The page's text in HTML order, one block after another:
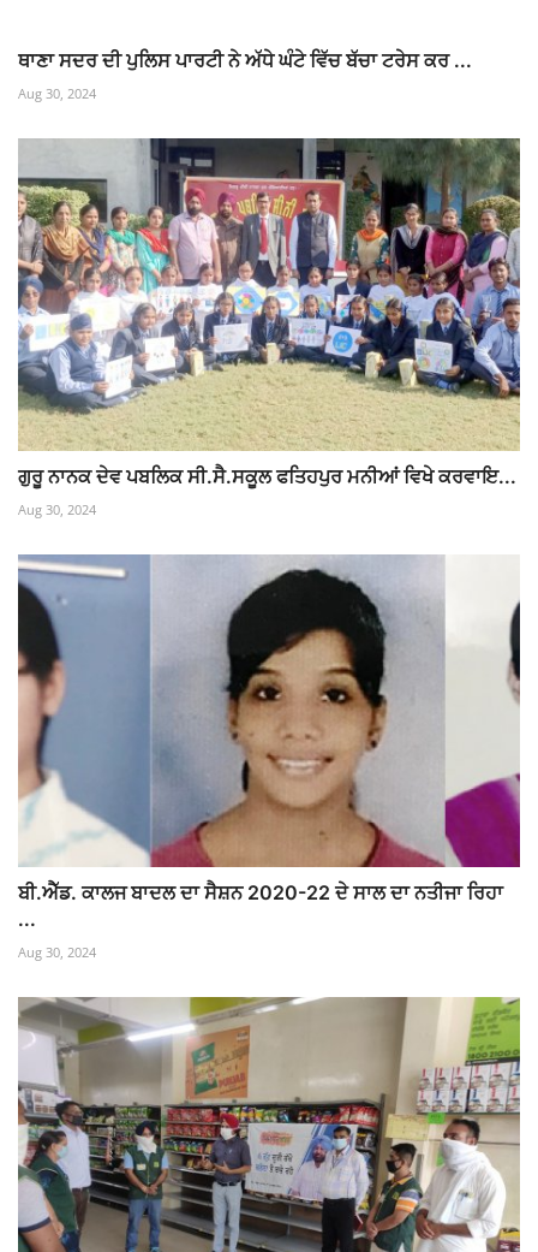
ਥਾਣਾ ਸਦਰ ਦੀ ਪੁਲਿਸ ਪਾਰਟੀ ਨੇ ਅੱਧੇ ਘੰਟੇ ਵਿੱਚ ਬੱਚਾ ਟਰੇਸ ਕਰ ...
Aug 30, 2024
ਗੁਰੂ ਨਾਨਕ ਦੇਵ ਪਬਲਿਕ ਸੀ.ਸੈ.ਸਕੂਲ ਫਤਿਹਪੁਰ ਮਨੀਆਂ ਵਿਖੇ ਕਰਵਾਇ...
Aug 30, 2024
ਬੀ.ਐੱਡ. ਕਾਲਜ ਬਾਦਲ ਦਾ ਸੈਸ਼ਨ 2020-22 ਦੇ ਸਾਲ ਦਾ ਨਤੀਜਾ ਰਿਹਾ
...
Aug 30, 2024